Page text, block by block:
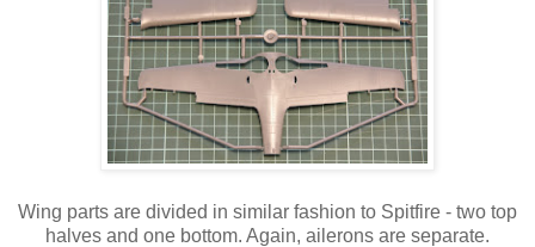
Wing parts are divided in similar fashion to Spitfire - two top
halves and one bottom. Again, ailerons are separate.